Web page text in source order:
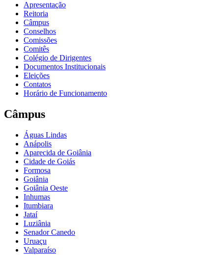
Apresentação
Reitoria
Câmpus
Conselhos
Comissões
Comitês
Colégio de Dirigentes
Documentos Institucionais
Eleições
Contatos
Horário de Funcionamento
Câmpus
Águas Lindas
Anápolis
Aparecida de Goiânia
Cidade de Goiás
Formosa
Goiânia
Goiânia Oeste
Inhumas
Itumbiara
Jataí
Luziânia
Senador Canedo
Uruaçu
Valparaíso